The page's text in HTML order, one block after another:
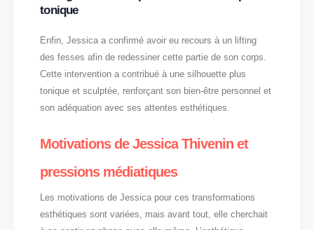
tonique
Enfin, Jessica a confirmé avoir eu recours à un lifting
des fesses afin de redessiner cette partie de son corps.
Cette intervention a contribué à une silhouette plus
tonique et sculptée, renforçant son bien-être personnel et
son adéquation avec ses attentes esthétiques.
Motivations de Jessica Thivenin et
pressions médiatiques
Les motivations de Jessica pour ces transformations
esthétiques sont variées, mais avant tout, elle cherchait